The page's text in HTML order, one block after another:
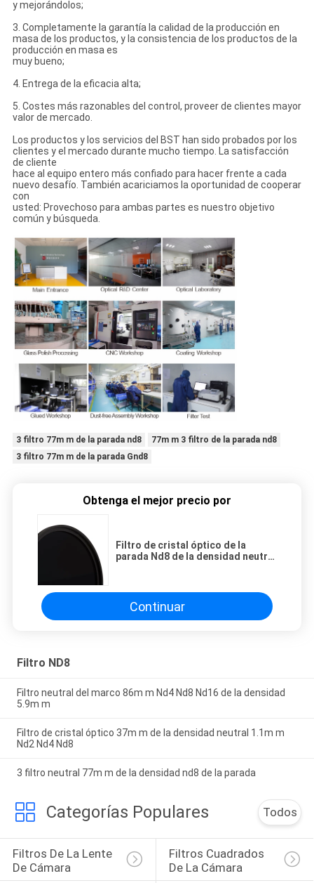
y mejorándolos;
3. Completamente la garantía la calidad de la producción en
masa de los productos, y la consistencia de los productos de la
producción en masa es
muy bueno;
4. Entrega de la eficacia alta;
5. Costes más razonables del control, proveer de clientes mayor
valor de mercado.
Los productos y los servicios del BST han sido probados por los
clientes y el mercado durante mucho tiempo. La satisfacción
de cliente
hace al equipo entero más confiado para hacer frente a cada
nuevo desafío. También acariciamos la oportunidad de cooperar
con
usted: Provechoso para ambas partes es nuestro objetivo
común y búsqueda.
3 filtro 77m m de la parada nd8
77m m 3 filtro de la parada nd8
3 filtro 77m m de la parada Gnd8
Obtenga el mejor precio por
Filtro de cristal óptico de la
parada Nd8 de la densidad neutral
Continuar
Filtro ND8
Filtro neutral del marco 86m m Nd4 Nd8 Nd16 de la densidad
5.9m m
Filtro de cristal óptico 37m m de la densidad neutral 1.1m m
Nd2 Nd4 Nd8
3 filtro neutral 77m m de la densidad nd8 de la parada
Categorías Populares Todos
Filtros De La Lente
De Cámara
Filtros Cuadrados
De La Cámara